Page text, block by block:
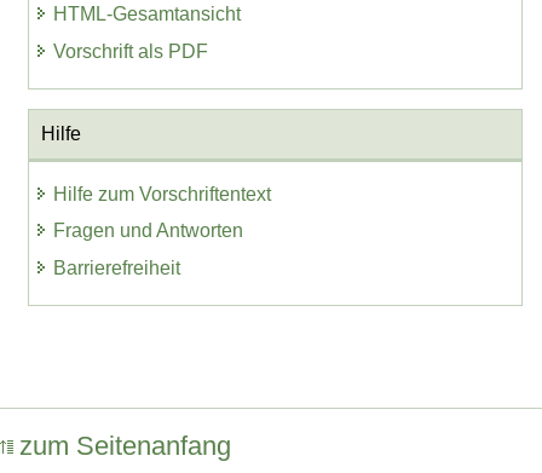
HTML-Gesamtansicht
Vorschrift als PDF
Hilfe
Hilfe zum Vorschriftentext
Fragen und Antworten
Barrierefreiheit
zum Seitenanfang